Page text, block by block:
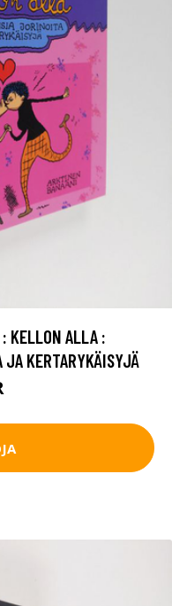
KELLON ALLA :
KERTARYKÄISYJÄ